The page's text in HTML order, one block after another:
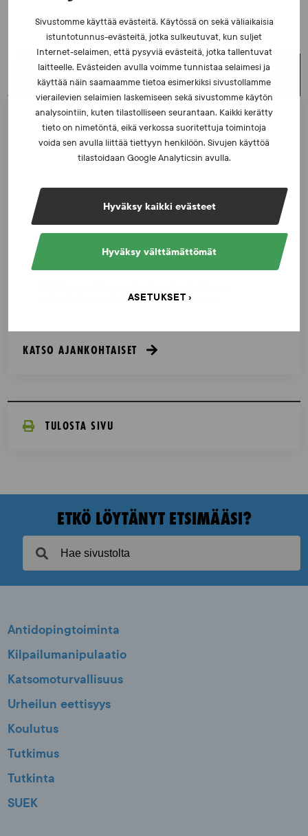
Sivustomme käyttää evästeitä. Käytössä on sekä väliaikaisia
istuntotunnus-evästeitä, jotka sulkeutuvat, kun suljet
Internet-selaimen, että pysyviä evästeitä, jotka tallentuvat
laitteelle. Evästeiden avulla voimme tunnistaa selaimesi ja
käyttää näin saamaamme tietoa esimerkiksi sivustollamme
vierailevien selaimien laskemiseen sekä sivustomme käytön
analysointiin, kuten tilastolliseen seurantaan. Kaikki kerätty
tieto on nimetöntä, eikä verkossa suoritettuja toimintoja
voida sen avulla liittää tiettyyn henkilöön. Sivujen käyttöä
tilastoidaan Google Analyticsin avulla.
Hyväksy kaikki evästeet
Hyväksy välttämättömät
ASETUKSET
UUSIMMAT UUTISET
UUTISET - 5.8.2026
Iljukov SUEKin lääketieteelliseksi asiantuntijaksi
UUTISET - 16.7.2026
Dopingrikkomuspäätösten julkistaminen: kysymyksiä
UUTISET - 30.6.2026
väkivaltaisten alakulttuurien suhteesta
KATSO AJANKOHTAISET
TULOSTA SIVU
ETKÖ LÖYTÄNYT ETSIMÄÄSI?
Antidopingtoiminta
Kilpailumanipulaatio
Katsomoturvallisuus
Urheilun eettisyys
Koulutus
Tutkimus
Tutkinta
SUEK